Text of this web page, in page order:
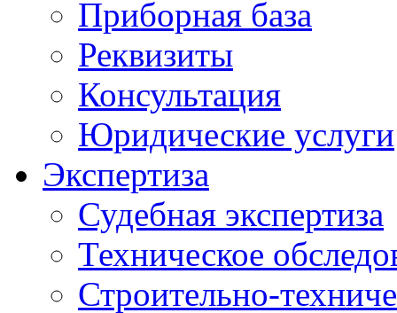
Приборная база
Реквизиты
Консультация
Юридические услуги
Экспертиза
Судебная экспертиза
Техническое
Строительно-